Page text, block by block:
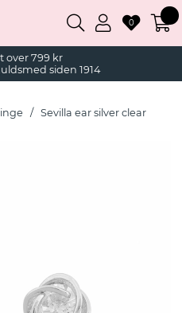
over 799 kr
siden 1914
0
Sevilla ear silver clear